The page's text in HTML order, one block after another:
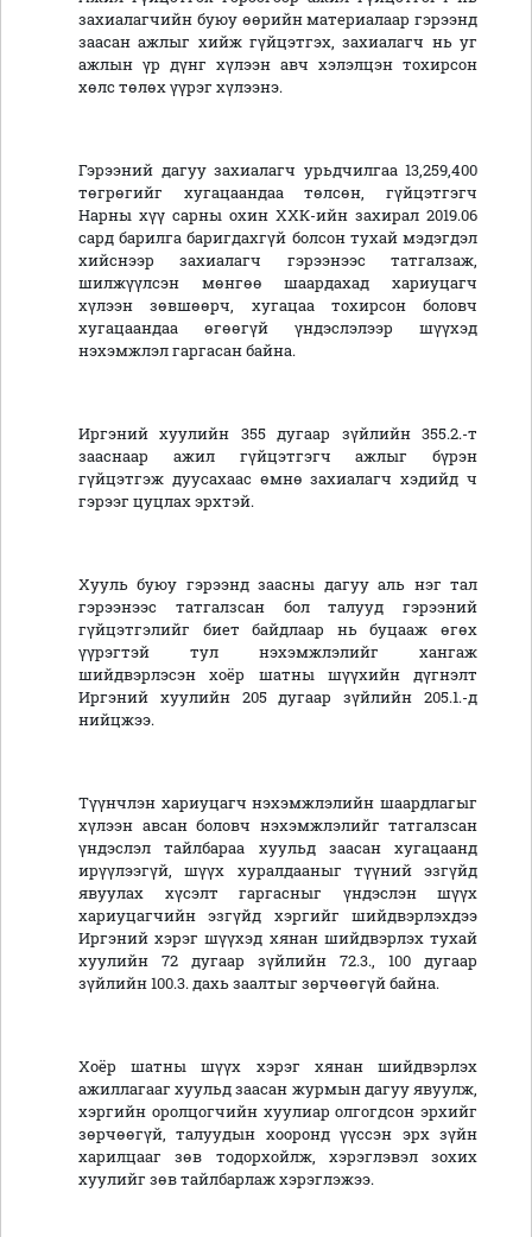
захиалагчийн буюу өөрийн материалаар гэрээнд
заасан ажлыг хийж гүйцэтгэх, захиалагч нь уг
ажлын үр дүнг хүлээн авч хэлэлцэн тохирсон
хөлс төлөх үүрэг хүлээнэ.
Гэрээний дагуу захиалагч урьдчилгаа 13,259,400
төгрөгийг хугацаандаа төлсөн, гүйцэтгэгч
Нарны хүү сарны охин ХХК-ийн захирал 2019.06
сард барилга баригдахгүй болсон тухай мэдэгдэл
хийснээр захиалагч гэрээнээс татгалзаж,
шилжүүлсэн мөнгөө шаардахад хариуцагч
хүлээн зөвшөөрч, хугацаа тохирсон боловч
хугацаандаа өгөөгүй үндэслэлээр шүүхэд
нэхэмжлэл гаргасан байна.
Иргэний хуулийн 355 дугаар зүйлийн 355.2.-т
зааснаар ажил гүйцэтгэгч ажлыг бүрэн
гүйцэтгэж дуусахаас өмнө захиалагч хэдийд ч
гэрээг цуцлах эрхтэй.
Хууль буюу гэрээнд заасны дагуу аль нэг тал
гэрээнээс татгалзсан бол талууд гэрээний
гүйцэтгэлийг биет байдлаар нь буцааж өгөх
үүрэгтэй тул нэхэмжлэлийг хангаж
шийдвэрлэсэн хоёр шатны шүүхийн дүгнэлт
Иргэний хуулийн 205 дугаар зүйлийн 205.1.-д
нийцжээ.
Түүнчлэн хариуцагч нэхэмжлэлийн шаардлагыг
хүлээн авсан боловч нэхэмжлэлийг татгалзсан
үндэслэл тайлбараа хуульд заасан хугацаанд
ирүүлээгүй, шүүх хуралдааныг түүний эзгүйд
явуулах хүсэлт гаргасныг үндэслэн шүүх
хариуцагчийн эзгүйд хэргийг шийдвэрлэхдээ
Иргэний хэрэг шүүхэд хянан шийдвэрлэх тухай
хуулийн 72 дугаар зүйлийн 72.3., 100 дугаар
зүйлийн 100.3. дахь заалтыг зөрчөөгүй байна.
Хоёр шатны шүүх хэрэг хянан шийдвэрлэх
ажиллагааг хуульд заасан журмын дагуу явуулж,
хэргийн оролцогчийн хуулиар олгогдсон эрхийг
зөрчөөгүй, талуудын хооронд үүссэн эрх зүйн
харилцааг зөв тодорхойлж, хэрэглэвэл зохих
хуулийг зөв тайлбарлаж хэрэглэжээ.